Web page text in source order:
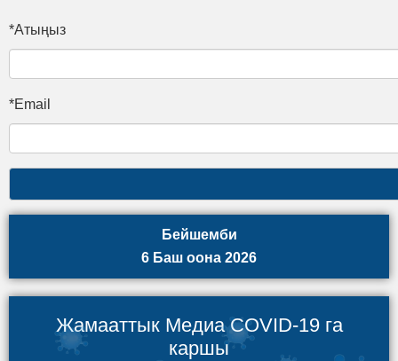
*Атыңыз
*Email
Бейшемби
6 Баш оона 2026
Жамааттык Медиа COVID-19 га
каршы